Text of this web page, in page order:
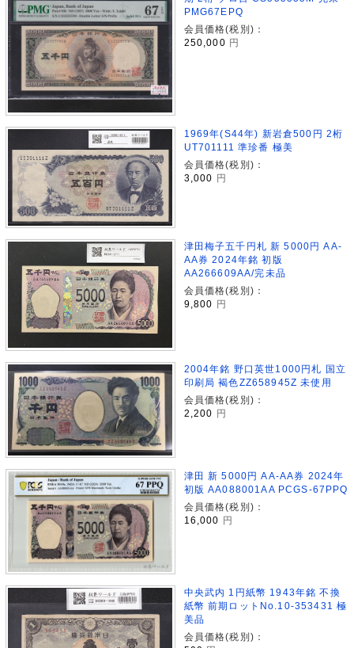
PMG67EPQ
会員価格(税別)：
250,000 円
1969年(S44年) 新岩倉500円 2桁
UT701111 準珍番 極美
会員価格(税別)：
3,000 円
津田梅子五千円札 新 5000円 AA-
AA券 2024年銘 初版
AA266609AA/完未品
会員価格(税別)：
9,800
円
2004年銘 野口英世1000円札 国立
印刷局 褐色ZZ658945Z 未使用
会員価格(税別)：
2,200 円
津田 新 5000円 AA-AA券 2024年
初版 AA088001AA PCGS-67PPQ
会員価格(税別)：
16,000 円
中央武内 1円紙幣 1943年銘 不換
紙幣 前期ロットNo.10-353431 極
美品
会員価格(税別)：